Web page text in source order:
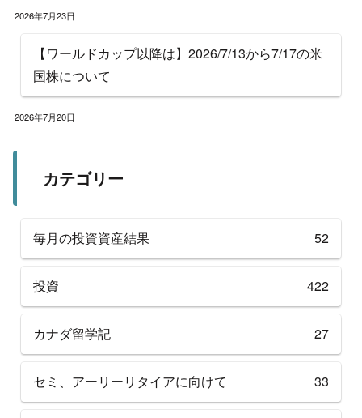
2026年7月23日
【ワールドカップ以降は】2026/7/13から7/17の米
国株について
2026年7月20日
カテゴリー
毎月の投資資産結果 52
投資 422
カナダ留学記 27
セミ、アーリーリタイアに向けて 33